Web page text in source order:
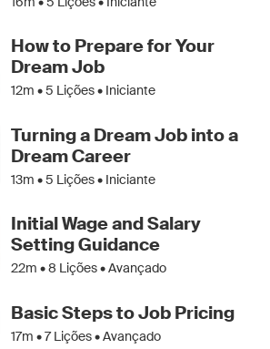
How to Prepare for Your
Dream Job
12m •5 Lições • Iniciante
Turning a Dream Job into a
Dream Career
13m •5 Lições • Iniciante
Initial Wage and Salary
Setting Guidance
22m •8 Lições • Avançado
Basic Steps to Job Pricing
17m •7Lições • Avançado